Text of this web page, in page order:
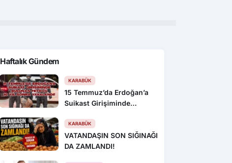
Haftalık Gündem
KARABÜK
15 Temmuz’da Erdoğan’a
Suikast Girişiminde
Sonra Yakalandı!
KARABÜK
VATANDAŞIN SON SIĞINAĞI
DA ZAMLANDI!